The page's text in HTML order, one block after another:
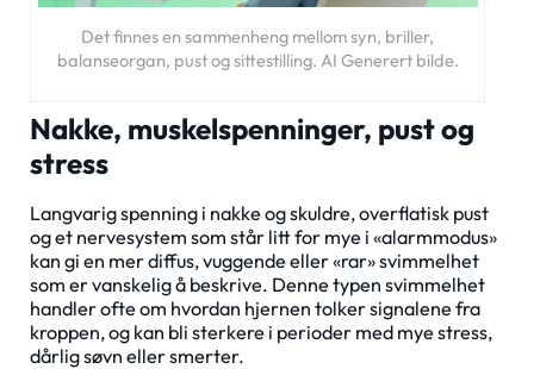
Det finnes en sammenheng mellom syn, briller,
balanseorgan, pust og sittestilling. AI Generert bilde.
Nakke, muskelspenninger, pust og
stress
Langvarig spenning i nakke og skuldre, overflatisk pust
og et nervesystem som står litt for mye i «alarmmodus»
kan gi en mer diffus, vuggende eller «rar» svimmelhet
som er vanskelig å beskrive. Denne typen svimmelhet
handler ofte om hvordan hjernen tolker signalene fra
kroppen, og kan bli sterkere i perioder med mye stress,
dårlig søvn eller smerter.